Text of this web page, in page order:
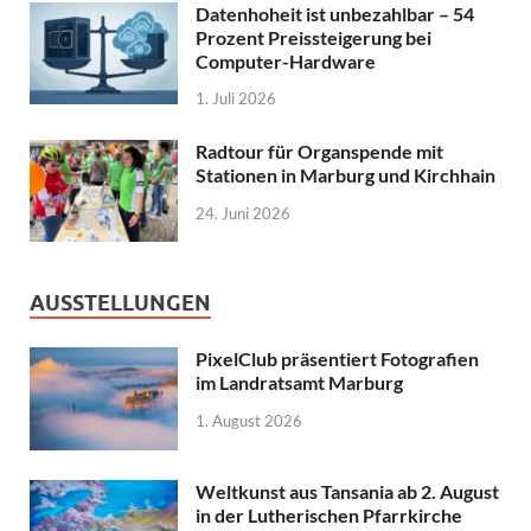
Datenhoheit ist unbezahlbar – 54
Prozent Preissteigerung bei
Computer-Hardware
1. Juli 2026
Radtour für Organspende mit
Stationen in Marburg und Kirchhain
24. Juni 2026
AUSSTELLUNGEN
PixelClub präsentiert Fotografien
im Landratsamt Marburg
1. August 2026
Weltkunst aus Tansania ab 2. August
in der Lutherischen Pfarrkirche